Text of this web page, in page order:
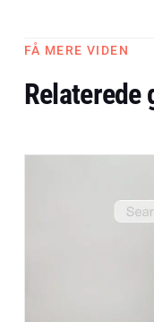
FÅ MERE VIDEN
Relaterede